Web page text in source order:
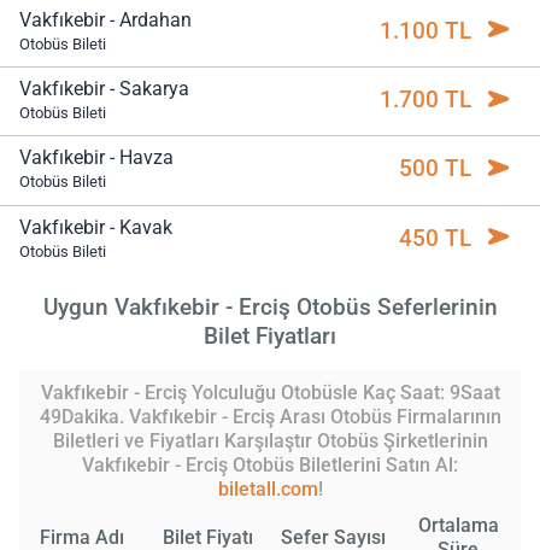
Vakfıkebir - Ardahan
Otobüs Bileti 1.100 TL
Vakfıkebir - Sakarya
Otobüs Bileti 1.700 TL
Vakfıkebir - Havza
Otobüs Bileti 500 TL
Vakfıkebir - Kavak
Otobüs Bileti 450 TL
Uygun Vakfıkebir - Erciş Otobüs Seferlerinin
Bilet Fiyatları
Vakfıkebir - Erciş Yolculuğu Otobüsle Kaç Saat: 9Saat
49Dakika. Vakfıkebir - Erciş Arası Otobüs Firmalarının
Biletleri ve Fiyatları Karşılaştır Otobüs Şirketlerinin
Vakfıkebir - Erciş Otobüs Biletlerini Satın Al:
biletall.com!
Firma Adı Bilet Fiyatı Sefer Sayısı
Ortalama